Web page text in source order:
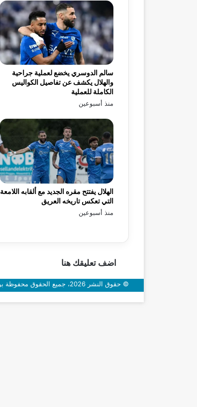
سالم الدوسري يخضع لعملية جراحية
والهلال يكشف عن تفاصيل الكواليس
الكاملة للعملية
منذ أسبوعين
الهلال يفتتح مقره الجديد مع ألقابه اللامعة
التي تعكس تاريخه العريق
منذ أسبوعين
اضف تعليقك هنا
© حقوق النشر 2026، جميع الحقوق محفوظة بوابة سعودي اون